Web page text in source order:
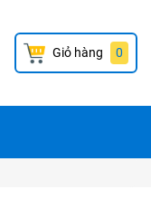
Giỏ hàng 0